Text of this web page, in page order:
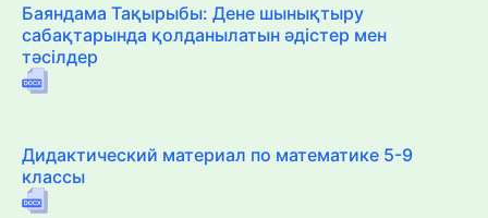
Баяндама Тақырыбы: Дене шынықтыру
сабақтарында қолданылатын әдістер мен
тәсілдер
Дидактический материал по математике 5-9
классы